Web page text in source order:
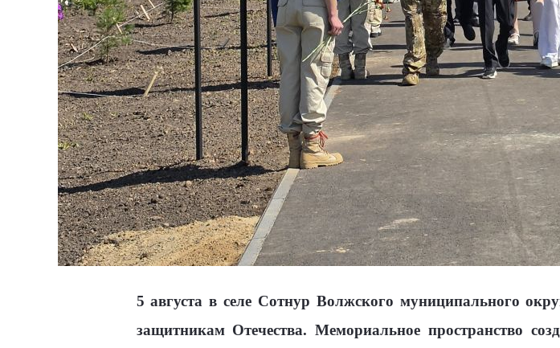
5 августа в селе Сотнур Волжского муниципального
защитникам Отечества. Мемориальное пространство